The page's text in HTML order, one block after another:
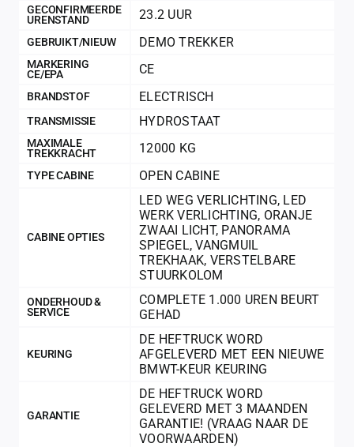
GECONFIRMEERDE
URENSTAND
23.2 UUR
GEBRUIKT/NIEUW DEMO TREKKER
MARKERING
CE/EPA
CE
BRANDSTOF ELECTRISCH
TRANSMISSIE HYDROSTAAT
MAXIMALE
TREKKRACHT
12000 KG
TYPE CABINE OPEN CABINE
CABINE OPTIES
LED WEG VERLICHTING, LED
WERK VERLICHTING, ORANJE
ZWAAI LICHT, PANORAMA
SPIEGEL,VANGMUIL
TREKHAAK, VERSTELBARE
STUURKOLOM
ONDERHOUD &
SERVICE
COMPLETE 1.000 UREN BEURT
GEHAD
KEURING
DE HEFTRUCK WORD
AFGELEVERD MET EEN NIEUWE
BMWT-KEUR KEURING
GARANTIE
DE HEFTRUCK WORD
GELEVERD MET 3 MAANDEN
GARANTIE! (VRAAG NAAR DE
VOORWAARDEN)